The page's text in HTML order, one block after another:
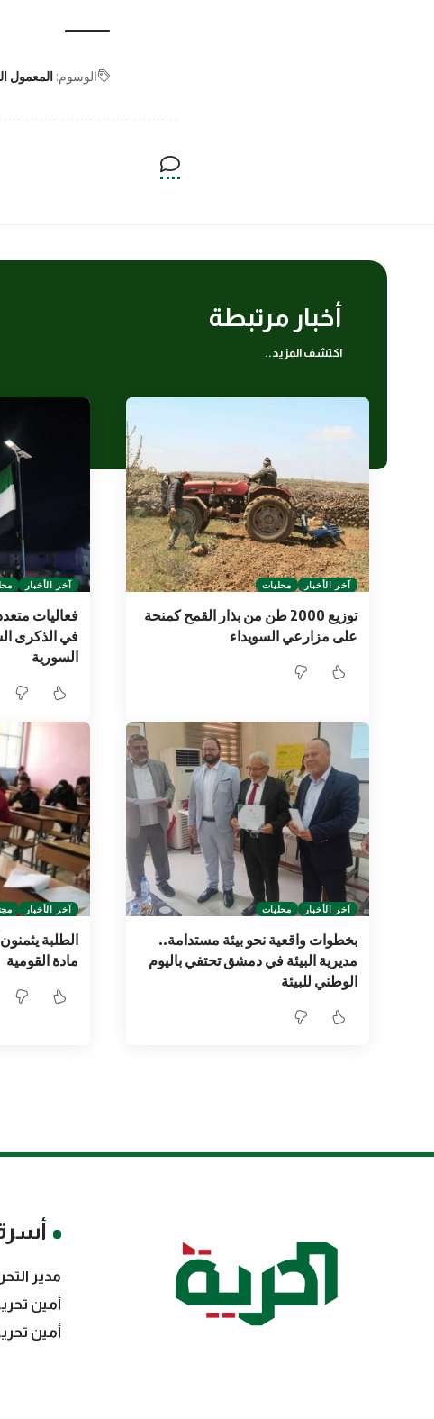
الوسوم: المعمول
أخبار مرتبطة
اكتشف المزيد..
آخر الأخبار محليات
توزيع 2000 طن من بذار القمح كمنحة
على مزارعي السويداء
آخر الأخبار
فعاليات
في الذكرى
السورية
آخر الأخبار محليات
بخطوات واقعية نحو بيئة مستدامة..
مديرية البيئة في دمشق تحتفي باليوم
الوطني للبيئة
آخر الأخبار
الطلبة
مادة القومية
مدير
أمين
أمين